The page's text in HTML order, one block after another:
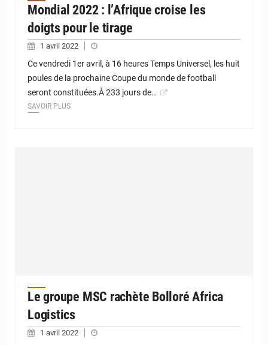
Mondial 2022 : l’Afrique croise les
doigts pour le tirage
1 avril 2022
Ce vendredi 1er avril, à 16 heures Temps Universel, les huit
poules de la prochaine Coupe du monde de football
seront constituées.À 233 jours de…
SAVOIR PLUS
Le groupe MSC rachète Bolloré Africa
Logistics
1 avril 2022